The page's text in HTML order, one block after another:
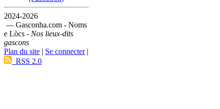
2024-2026
— Gasconha.com - Noms
e Lòcs - Nos lieux-dits
gascons
Plan du site | Se connecter|
RSS 2.0